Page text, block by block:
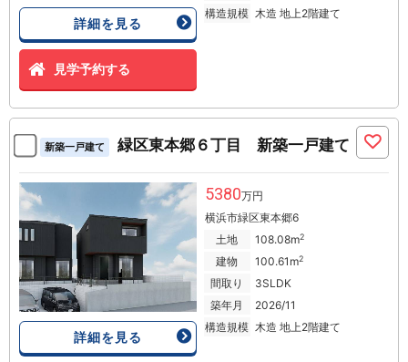
詳細を見る
見学予約する
構造規模 木造 地上2階建て
新築一戸建て 緑区東本郷６丁目 新築一戸建て
詳細を見る
5380万円
横浜市緑区東本郷6
土地
108.08m2
建物 100.61m2
間取り
3SLDK
築年月
2026/11
構造規模 木造 地上2階建て